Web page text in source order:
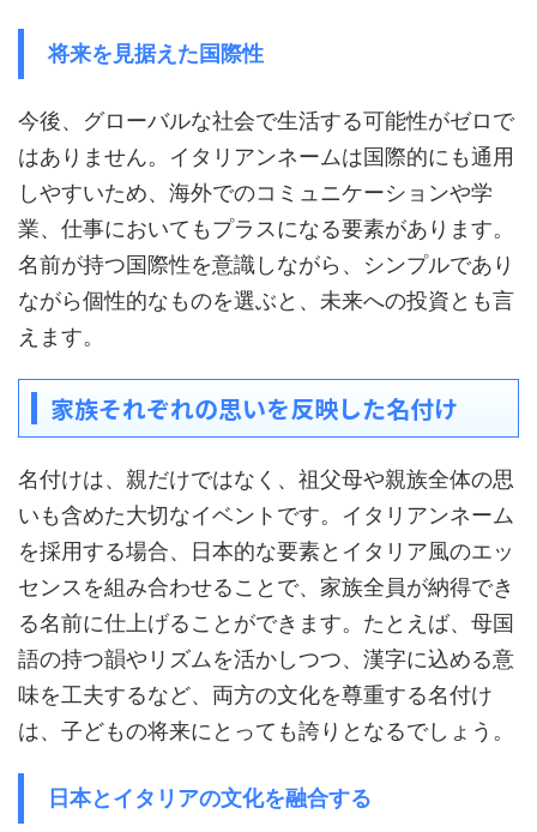
将来を見据えた国際性
今後、グローバルな社会で生活する可能性がゼロで
はありません。イタリアンネームは国際的にも通用
しやすいため、海外でのコミュニケーションや学
業、仕事においてもプラスになる要素があります。
名前が持つ国際性を意識しながら、シンプルであり
ながら個性的なものを選ぶと、未来への投資とも言
えます。
家族それぞれの思いを反映した名付け
名付けは、親だけではなく、祖父母や親族全体の思
いも含めた大切なイベントです。イタリアンネーム
を採用する場合、日本的な要素とイタリア風のエッ
センスを組み合わせることで、家族全員が納得でき
る名前に仕上げることができます。たとえば、母国
語の持つ韻やリズムを活かしつつ、漢字に込める意
味を工夫するなど、両方の文化を尊重する名付け
は、子どもの将来にとっても誇りとなるでしょう。
日本とイタリアの文化を融合する